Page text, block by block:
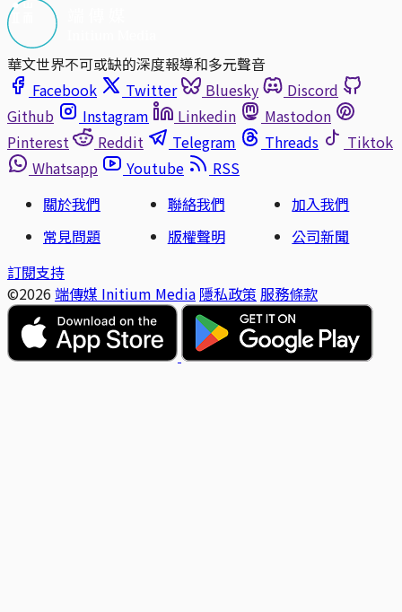
華文世界不可或缺的深度報導和多元聲音
Facebook
Twitter Bluesky
Discord
Github
Instagram Linkedin
Mastodon
Pinterest
Reddit Telegram Threads
Tiktok
Whatsapp
Youtube
RSS
關於我們
聯絡我們
加入我們
常見問題
版權聲明
公司新聞
訂閱支持
©2026 端傳媒 Initium Media 隱私政策 服務條款